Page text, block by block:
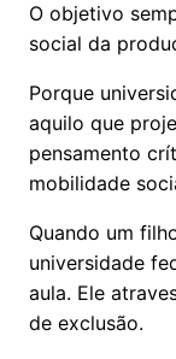
O objetivo
social da
Porque
aquilo que
pensamento
mobilidade
Quando um
universidade
aula. Ele
de exclusão.